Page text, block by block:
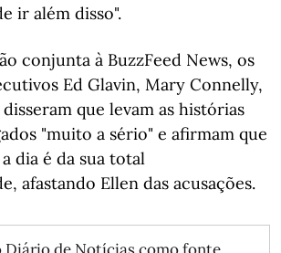
ir além disso".
conjunta à BuzzFeed News, os
Ed Glavin, Mary Connelly,
que levam as histórias
"muito a sério" e afirmam que
dia é da sua total
afastando Ellen das acusações.